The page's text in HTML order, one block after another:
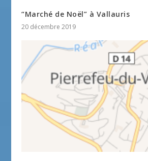
“Marché de Noël” à Vallauris
20 décembre 2019